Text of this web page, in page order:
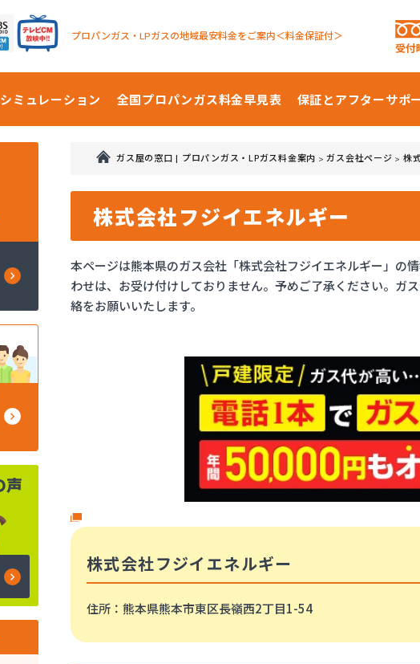
プロパンガス・LPガスの地域最安料金をご案内＜料金保証付＞
受付
シミュレーション 全国プロパンガス料金早見表 保証とアフターサポ
ガス屋の窓口 | プロパンガス・LPガス料金案内 >ガス会社ページ > 株
株式会社フジイエネルギー
本ページは熊本県のガス会社「株式会社フジイエネルギー」の
わせは、お受け付けしておりません。予めご了承ください。ガ
絡をお願いいたします。
株式会社フジイエネルギー
住所 ：熊本県熊本市東区長嶺西2丁目1-54